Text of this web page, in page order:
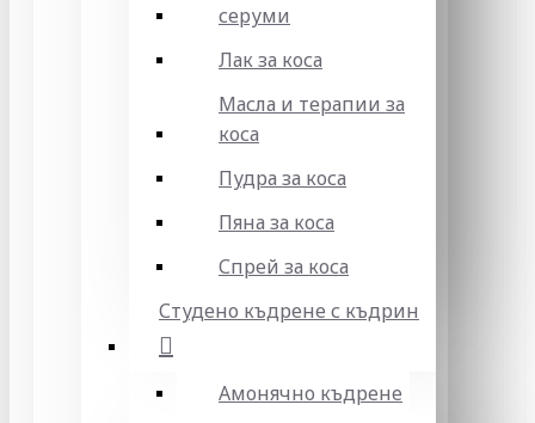
серуми
Лак за коса
Масла и терапии за
коса
Пудра за коса
Пяна за коса
Спрей за коса
Студено къдрене с къдрин
Амонячно къдрене